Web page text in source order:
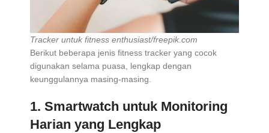
Tracker untuk fitness enthusiast/freepik.com
Berikut beberapa jenis fitness tracker yang cocok
digunakan selama puasa, lengkap dengan
keunggulannya masing-masing.
1. Smartwatch untuk Monitoring
Harian yang Lengkap